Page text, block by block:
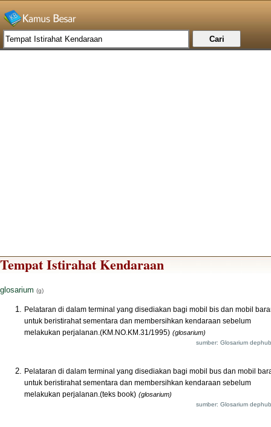
Tempat Istirahat Kendaraan
glosarium (g)
Pelataran di dalam terminal yang disediakan bagi mobil bis dan mobil
untuk beristirahat sementara dan membersihkan kendaraan sebelum
melakukan perjalanan.(KM.NO.KM.31/1995) (glosarium)
sumber: Glosarium
Pelataran di dalam terminal yang disediakan bagi mobil bus dan mobil
untuk beristirahat sementara dan membersihkan kendaraan sebelum
melakukan perjalanan.(teks book) (glosarium)
sumber: Glosarium